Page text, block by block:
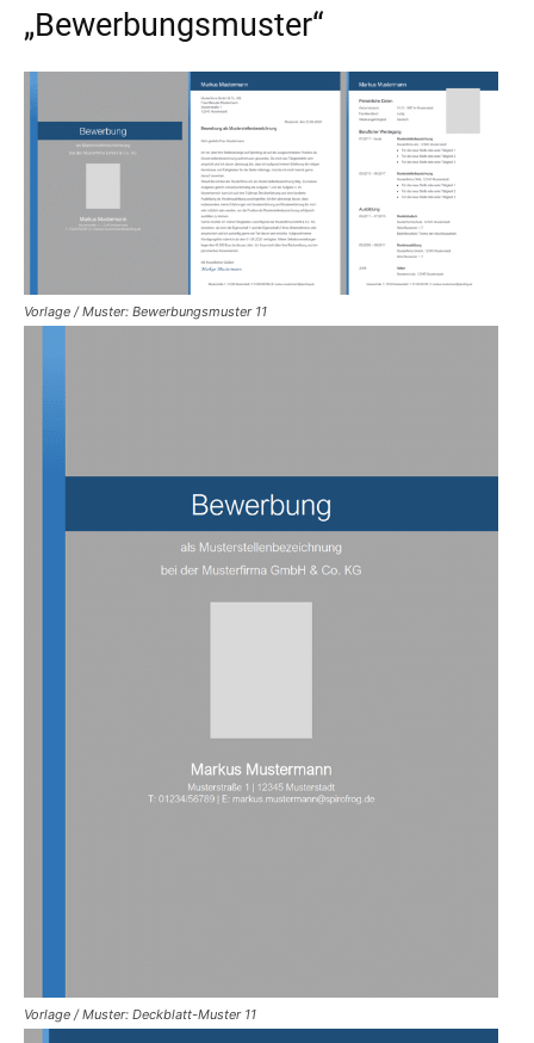
„Bewerbungsmuster“
Vorlage / Muster: Bewerbungsmuster 11
Vorlage / Muster: Deckblatt-Muster 11